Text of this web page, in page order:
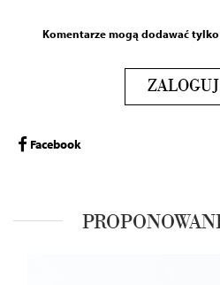
Komentarze mogą dodawać
Facebook